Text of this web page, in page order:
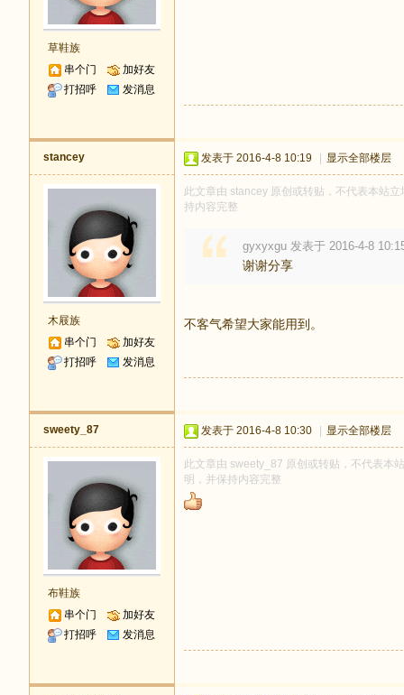
草鞋族
串个门
加好友
打招呼
发消息
stancey
木屐族
串个门
加好友
打招呼
发消息
发表于 2016-4-8 10:19 显示全部楼层
此文章由 stancey 原创或转贴，不代表本站
持内容完整
gyxyxgu 发表于 2016-4-8
谢谢分享
不客气希望大家能用到。
sweety_87
布鞋族
串个门
加好友
打招呼
发消息
发表于 2016-4-8 10:30 显示全部楼层
此文章由 sweety_87 原创或转贴，不代表本
明，并保持内容完整